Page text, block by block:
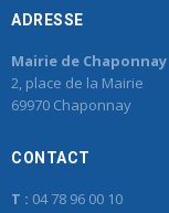
ADRESSE
Mairie de Chaponnay
2, place de la Mairie
69970 Chaponnay
CONTACT
T : 04 78 96 00 10